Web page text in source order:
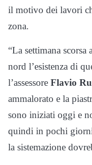
il motivo dei lavori
zona.
“La settimana
nord l’esistenza di
l’assessore Flavio
ammalorato e la
sono iniziati oggi e
quindi in pochi
la sistemazione